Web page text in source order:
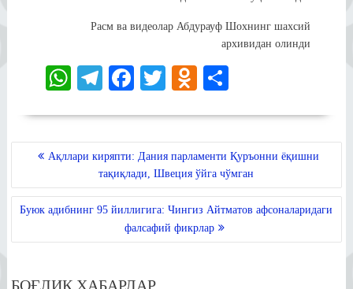
Расм ва видеолар Абдурауф Шохнинг шахсий
архивидан олинди
W
A
Te
a
m
Fa
ok
T
r
O
la
ss
ni
ki
POST
MENYUSI
Ақллари киряпти: Дания парламенти Қуръонни ёқишни
тақиқлади, Швеция ўйга чўмган
Буюк адибнинг 95 йиллигига: Чингиз Айтматов афсоналаридаги
фалсафий фикрлар
БОҒЛИҚ ХАБАРЛАР